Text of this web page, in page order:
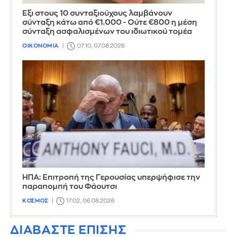
Έξι στους 10 συνταξιούχους λαμβάνουν
σύνταξη κάτω από €1.000 - Ούτε €800 η μέση
σύνταξη ασφαλισμένων του ιδιωτικού τομέα
ΟΙΚΟΝΟΜΙΑ 07:10, 07.08.2026
ΗΠΑ: Επιτροπή της Γερουσίας υπερψήφισε την
παραπομπή του Φάουτσι
ΚΟΣΜΟΣ 17:02, 06.08.2026
ΔΙΑΒΑΣΤΕ ΕΠΙΣΗΣ